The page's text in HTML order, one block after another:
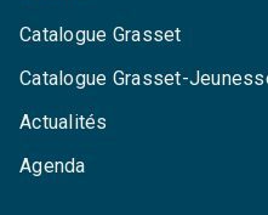
Catalogue Grasset
Catalogue Grasset-
Actualités
Agenda